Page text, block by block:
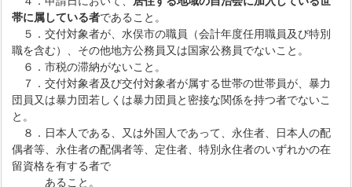
帯に属している者であること。
５．交付対象者が、水俣市の職員（会計年度任用職員及び特別
職を含む）、その他地方公務員又は国家公務員でないこと。
６．市税の滞納がないこと。
７．交付対象者及び交付対象者が属する世帯の世帯員が、暴力
団員又は暴力団若しくは暴力団員と密接な関係を持つ者でないこ
と。
８．日本人である、又は外国人であって、永住者、日本人の配
偶者等、永住者の配偶者等、定住者、特別永住者のいずれかの在
留資格を有する者で
あること。